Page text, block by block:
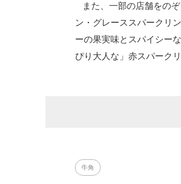
また、一部の店舗をの
ン・グレーススパークリ
ーの果実味とスパイシー
ぴり大人な」赤スパーク
牛角